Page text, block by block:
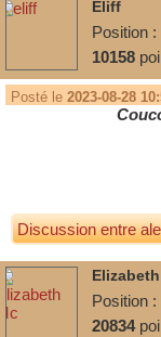
Eliff
Position :
10158
Posté le 2023-08-28
Discussion entre
Position :
20834